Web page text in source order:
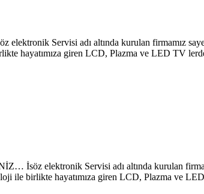
adı altında kurulan firmamız
hayatımıza giren LCD, Plazma ve LED TV
Servisi adı altında kurulan
ile birlikte hayatımıza giren LCD, Plazma ve